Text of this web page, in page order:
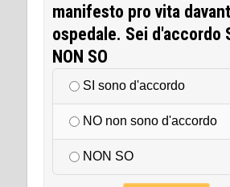
manifesto pro vita
ospedale. Sei d'accordo
NON SO
SI sono d'accordo
NO non sono d'accordo
NON SO